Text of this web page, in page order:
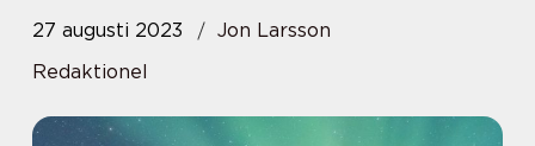
27 augusti 2023
Jon Larsson
Redaktionel